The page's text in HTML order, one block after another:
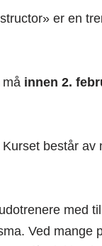
er en
innen 2.
består av
med
Ved mange